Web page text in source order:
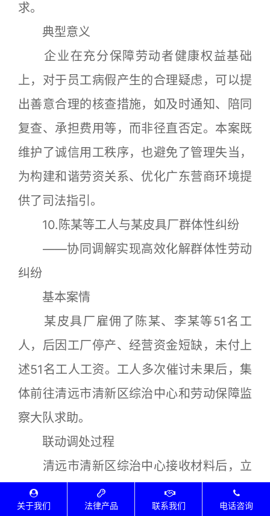
求。
典型意义
企业在充分保障劳动者健康权益基础
上，对于员工病假产生的合理疑虑，可以提
出善意合理的核查措施，如及时通知、陪同
复查、承担费用等，而非径直否定。本案既
维护了诚信用工秩序，也避免了管理失当，
为构建和谐劳资关系、优化广东营商环境提
供了司法指引。
10.陈某等工人与某皮具厂群体性纠纷
——协同调解实现高效化解群体性劳动
纠纷
基本案情
某皮具厂雇佣了陈某、李某等51名工
人，后因工厂停产、经营资金短缺，未付上
述51名工人工资。工人多次催讨未果后，集
体前往清远市清新区综治中心和劳动保障监
察大队求助。
联动调处过程
清远市清新区综治中心接收材料后，立
即启动应急预警机制，清新区人民法院快速
关于我们 法律产品 联系我们 电话咨询